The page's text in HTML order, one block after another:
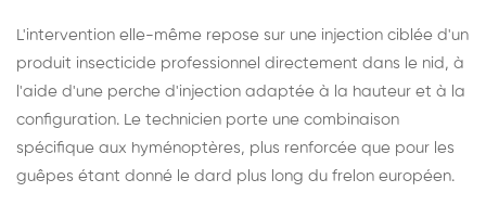
L'intervention elle-même repose sur une injection ciblée d'un
produit insecticide professionnel directement dans le nid, à
l'aide d'une perche d'injection adaptée à la hauteur et à la
configuration. Le technicien porte une combinaison
spécifique aux hyménoptères, plus renforcée que pour les
guêpes étant donné le dard plus long du frelon européen.